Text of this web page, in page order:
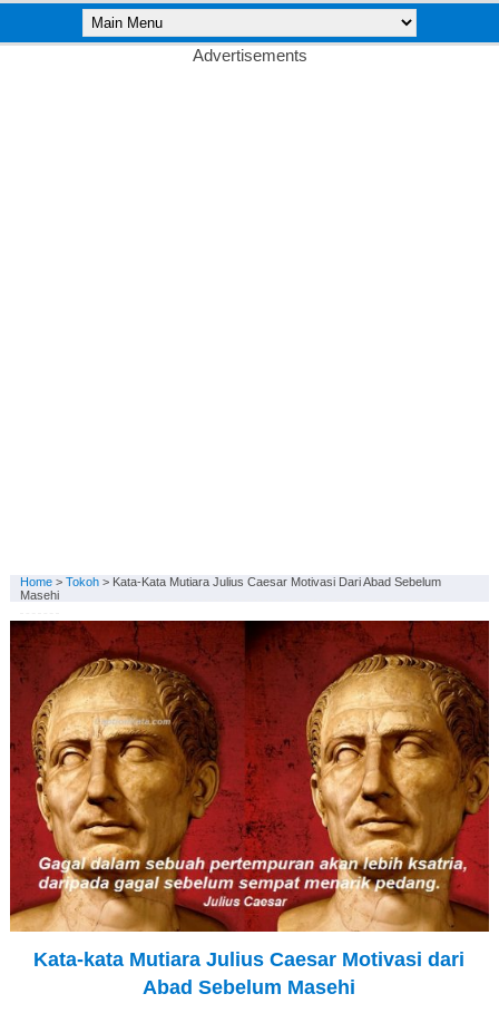
Advertisements
Home> Tokoh> Kata-Kata Mutiara Julius Caesar Motivasi Dari Abad Sebelum
Masehi
Kata-kata Mutiara Julius Caesar Motivasi dari
Abad Sebelum Masehi